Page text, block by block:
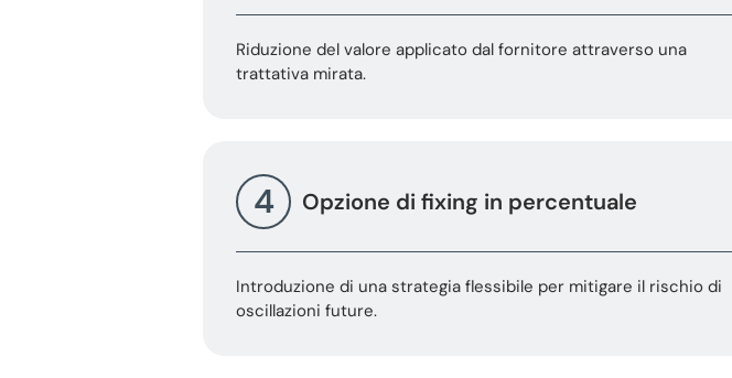
Riduzione del valore applicato dal fornitore attraverso una
trattativa mirata.
4 Opzione di fixing in percentuale
Introduzione di una strategia flessibile per mitigare il rischio di
oscillazioni future.